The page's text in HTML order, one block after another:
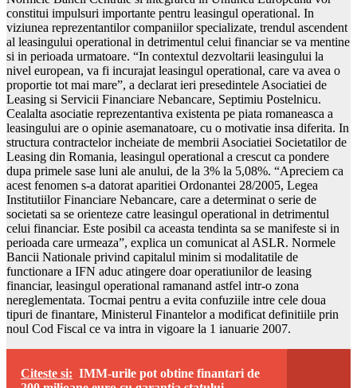
constitui impulsuri importante pentru leasingul operational. In
viziunea reprezentantilor companiilor specializate, trendul ascendent
al leasingului operational in detrimentul celui financiar se va mentine
si in perioada urmatoare. “In contextul dezvoltarii leasingului la
nivel european, va fi incurajat leasingul operational, care va avea o
proportie tot mai mare”, a declarat ieri presedintele Asociatiei de
Leasing si Servicii Financiare Nebancare, Septimiu Postelnicu.
Cealalta asociatie reprezentantiva existenta pe piata romaneasca a
leasingului are o opinie asemanatoare, cu o motivatie insa diferita. In
structura contractelor incheiate de membrii Asociatiei Societatilor de
Leasing din Romania, leasingul operational a crescut ca pondere
dupa primele sase luni ale anului, de la 3% la 5,08%. “Apreciem ca
acest fenomen s-a datorat aparitiei Ordonantei 28/2005, Legea
Institutiilor Financiare Nebancare, care a determinat o serie de
societati sa se orienteze catre leasingul operational in detrimentul
celui financiar. Este posibil ca aceasta tendinta sa se manifeste si in
perioada care urmeaza”, explica un comunicat al ASLR. Normele
Bancii Nationale privind capitalul minim si modalitatile de
functionare a IFN aduc atingere doar operatiunilor de leasing
financiar, leasingul operational ramanand astfel intr-o zona
nereglementata. Tocmai pentru a evita confuziile intre cele doua
tipuri de finantare, Ministerul Finantelor a modificat definitiile prin
noul Cod Fiscal ce va intra in vigoare la 1 ianuarie 2007.
Citeste si: IMM-urile pot obtine finantari de